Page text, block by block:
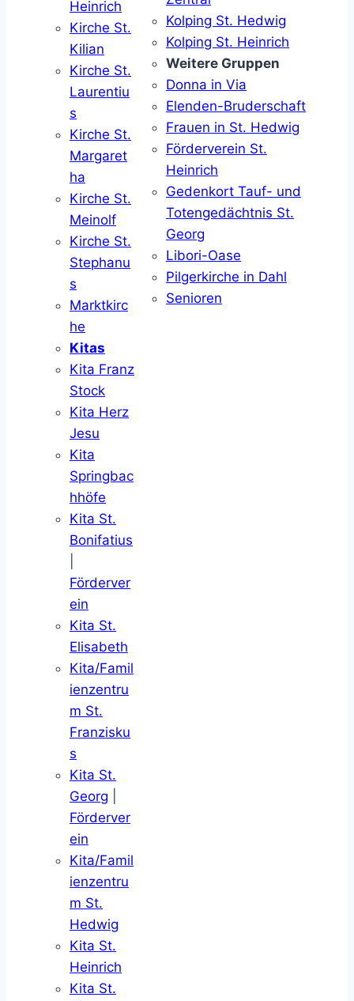
Heinrich
Kirche St.
Kilian
Kirche St.
Laurentiu
s
Kirche St.
Margaret
ha
Kirche St.
Meinolf
Kirche St.
Stephanu
s
Marktkirc
he
Kitas
Kita Franz
Stock
Kita Herz
Jesu
Kita
Springbac
hhöfe
Kita St.
Bonifatius
Förderver
ein
Kita St.
Elisabeth
Kita/Famil
ienzentru
m St.
Franzisku
s
Kita St.
Georg
Förderver
ein
Kita/Famil
ienzentru
m St.
Hedwig
Kita St.
Heinrich
Kita St.
Kolping St. Hedwig
Kolping St. Heinrich
Weitere Gruppen
Donna in Via
Elenden-Bruderschaft
Frauen in St. Hedwig
Förderverein St.
Heinrich
Gedenkort Tauf- und
Totengedächtnis St.
Georg
Libori-Oase
Pilgerkirche in Dahl
Senioren